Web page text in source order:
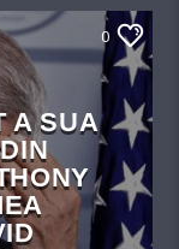
0
A SUA